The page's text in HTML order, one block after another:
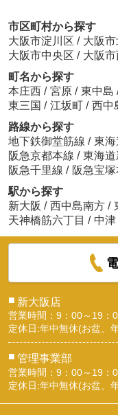
市区町村から探す
大阪市淀川区 / 大阪市
大阪市中央区 / 大阪
町名から探す
本庄西 / 宮原 / 東中島
東三国 / 江坂町 / 西中
路線から探す
地下鉄御堂筋線 / 東海
阪急京都本線 / 東海
阪急千里線 / 阪急宝
駅から探す
新大阪 / 西中島南方 /
天神橋筋六丁目 / 中津
■ 新大阪店
営業時間：9：00～19：
定休日:年中無休(お盆、
■ 管理事業部
営業時間：9：00～19：
定休日:年中無休(お盆、